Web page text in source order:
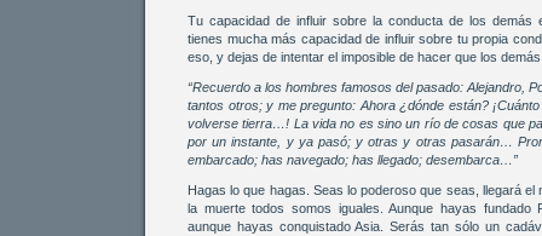
Tu capacidad de influir sobre la conducta de los demás
tienes mucha más capacidad de influir sobre tu propia
eso, y dejas de intentar el imposible de hacer que los
“Recuerdo a los hombres famosos del pasado: Alejandro,
tantos otros; y me pregunto: Ahora ¿dónde están?
volverse tierra…! La vida no es sino un río de cosas que
por un instante, y ya pasó; y otras y otras pasarán…
embarcado; has navegado; has llegado; desembarca…”
Hagas lo que hagas. Seas lo poderoso que seas, llegará el
la muerte todos somos iguales. Aunque hayas fundado
aunque hayas conquistado Asia. Serás tan sólo un